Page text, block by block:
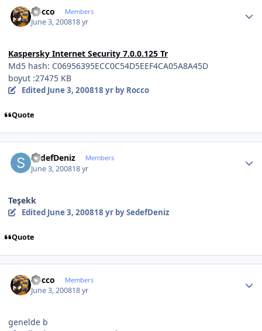
Rocco Members
June 3, 200818 yr
Kaspersky Internet Security 7.0.0.125 Tr
Md5 hash: C06956395ECC0C54D5EEF4CA05A8A45D
boyut :27475 KB
Edited June 3, 200818 yrby Rocco
Quote
SedefDeniz Members
June 3, 200818 yr
Teşekk
Edited June 3, 200818 yrby SedefDeniz
Quote
Rocco Members
June 3, 200818 yr
genelde b